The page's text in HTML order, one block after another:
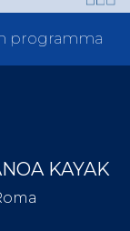
programma
KAYAK